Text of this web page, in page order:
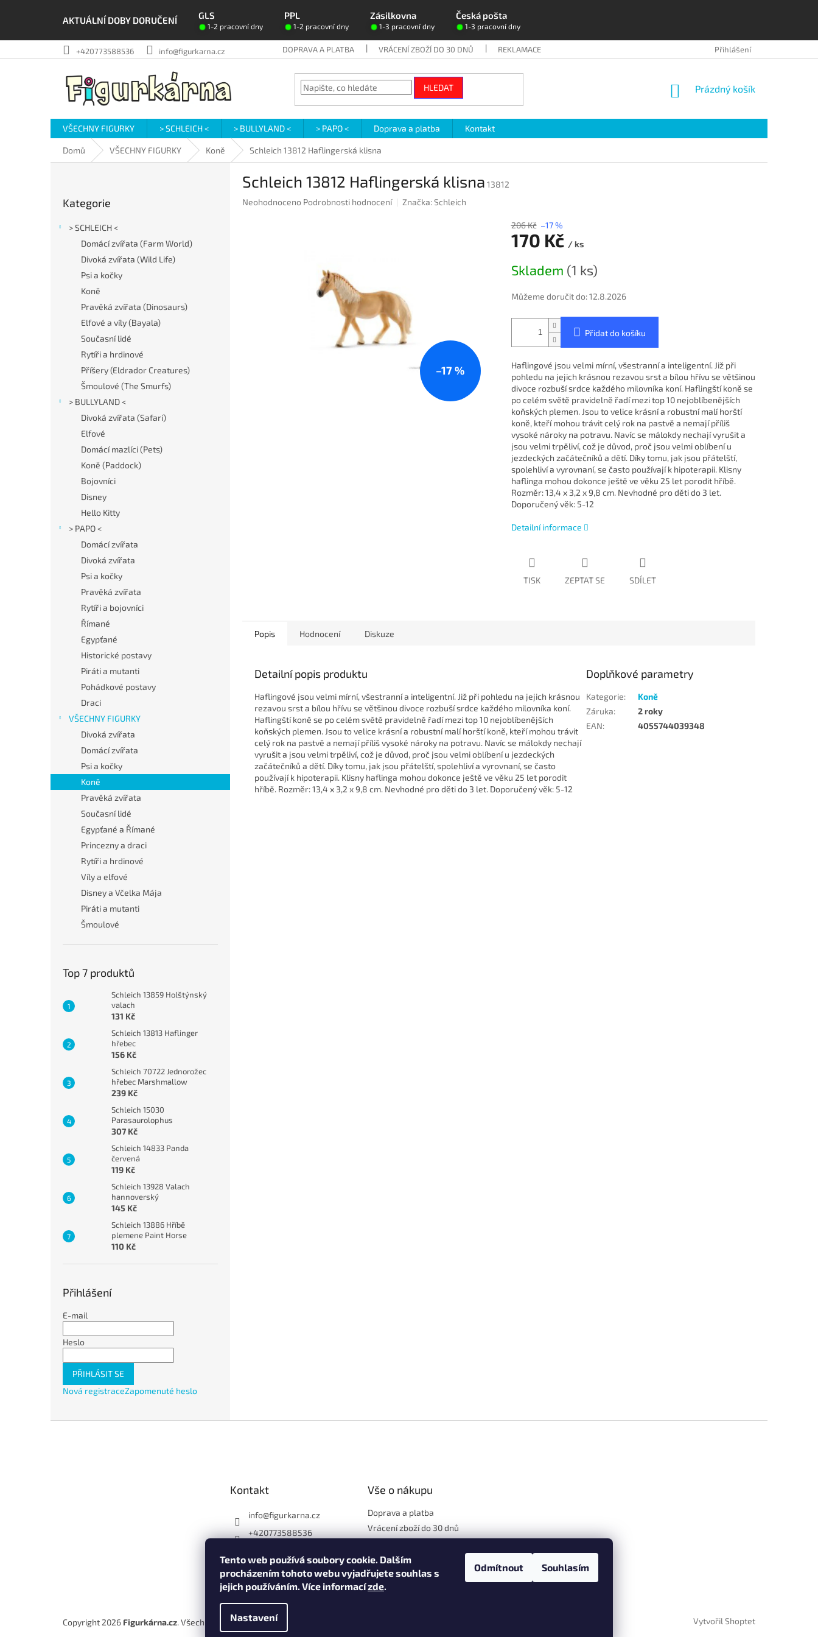
Tento web používá soubory cookie. Dalším
procházením tohoto webu vyjadřujete souhlas s
jejich používáním. Více informacízde.
Nastavení
Odmítnout Souhlasím
AKTUÁLNÍ DOBY DORUČENÍ GLS PPL Zásilkovna Česká pošta
1-2 pracovní dny 1-2 pracovní dny 1-3 pracovní dny 1-3 pracovní dny
+420773588536 info@figurkarna.cz DOPRAVA A PLATBA VRÁCENÍ ZBOŽÍ DO 30 DNŮ REKLAMACE OCHRANA OSOBNÍCH ÚDAJŮ
Přihlášení
HLEDAT
NÁKUPNÍ
Prázdný košík
VŠECHNY FIGURKY > SCHLEICH < > BULLYLAND < > PAPO < Doprava a platba Kontakt
Domů VŠECHNY FIGURKY Koně Schleich 13812 Haflingerská klisna
kategorie
Kategorie
> SCHLEICH <
Domácí zvířata (Farm World)
Divoká zvířata (Wild Life)
Psi a kočky
Koně
Pravěká zvířata (Dinosaurs)
Elfové a víly (Bayala)
Současní lidé
Rytíři a hrdinové
Příšery (Eldrador Creatures)
Šmoulové (The Smurfs)
> BULLYLAND <
Divoká zvířata (Safari)
Elfové
Domácí mazlíci (Pets)
Koně (Paddock)
Bojovníci
Disney
Hello Kitty
> PAPO <
Domácí zvířata
Divoká zvířata
Psi a kočky
Pravěká zvířata
Rytíři a bojovníci
Římané
Egypťané
Historické postavy
Piráti a mutanti
Pohádkové postavy
Draci
VŠECHNY FIGURKY
Divoká zvířata
Domácí zvířata
Psi a kočky
Koně
Pravěká zvířata
Současní lidé
Egypťané a Římané
Princezny a draci
Rytíři a hrdinové
Víly a elfové
Disney a Včelka Mája
Piráti a mutanti
Šmoulové
Top 7 produktů
Schleich 13859 Holštýnský
valach
131 Kč
Schleich 13813 Haflinger
hřebec
156 Kč
Schleich 70722 Jednorožec
hřebec Marshmallow
239 Kč
Schleich 15030
Parasaurolophus
307 Kč
Schleich 14833 Panda
červená
119 Kč
Schleich 13928 Valach
hannoverský
145 Kč
Schleich 13886 Hříbě
plemene Paint Horse
110 Kč
Přihlášení
E-mail
Heslo
PŘIHLÁSIT SE
Nová registraceZapomenuté heslo
Schleich 13812 Haflingerská klisna 13812
Průměrné
Neohodnoceno Podrobnosti hodnocení Značka:Schleich
–17 %
206 Kč –17 %
170 Kč / ks
cena:
Skladem (1 ks)
Můžeme doručit do: 12.8.2026
Přidat do košíku
Haflingové jsou velmi mírní, všestranní a inteligentní. Již při
pohledu na jejich krásnou rezavou srst a bílou hřívu se většinou
divoce rozbuší srdce každého milovníka koní. Haflingští koně se
po celém světě pravidelně řadí mezi top 10 nejoblíbenějších
koňských plemen. Jsou to velice krásní a robustní malí horští
koně, kteří mohou trávit celý rok na pastvě a nemají příliš
vysoké nároky na potravu. Navíc se málokdy nechají vyrušit a
jsou velmi trpěliví, což je důvod, proč jsou velmi oblíbení u
jezdeckých začátečníků a dětí. Díky tomu, jak jsou přátelští,
spolehliví a vyrovnaní, se často používají k hipoterapii. Klisny
haflinga mohou dokonce ještě ve věku 25 let porodit hříbě.
Rozměr: 13,4 x 3,2 x 9,8 cm. Nevhodné pro děti do 3 let.
Doporučený věk: 5-12
Detailní informace
TISK ZEPTAT SE SDÍLET
Popis Hodnocení Diskuze
Detailní popis produktu
Haflingové jsou velmi mírní, všestranní a inteligentní. Již při pohledu na jejich krásnou
rezavou srst a bílou hřívu se většinou divoce rozbuší srdce každého milovníka koní.
Haflingští koně se po celém světě pravidelně řadí mezi top 10 nejoblíbenějších
koňských plemen. Jsou to velice krásní a robustní malí horští koně, kteří mohou trávit
celý rok na pastvě a nemají příliš vysoké nároky na potravu. Navíc se málokdy nechají
vyrušit a jsou velmi trpěliví, což je důvod, proč jsou velmi oblíbení u jezdeckých
začátečníků a dětí. Díky tomu, jak jsou přátelští, spolehliví a vyrovnaní, se často
používají k hipoterapii. Klisny haflinga mohou dokonce ještě ve věku 25 let porodit
hříbě. Rozměr: 13,4 x 3,2 x 9,8 cm. Nevhodné pro děti do 3 let. Doporučený věk: 5-12
Doplňkové parametry
Kategorie:
Koně
Záruka:
2 roky
EAN: 4055744039348
Kontakt
info@figurkarna.cz
+420773588536
Vše o nákupu
Doprava a platba
Vrácení zboží do 30 dnů
Obchodní podmínky
Ochrana osobních údajů
Vytvořil Shoptet
Copyright 2026 Figurkárna.cz. Všechna práva vyhrazena.